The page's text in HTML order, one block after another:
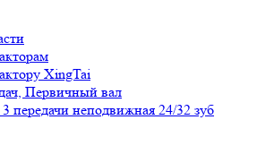
XingTai
Первичный вал
передачи неподвижная 24/32 зуб